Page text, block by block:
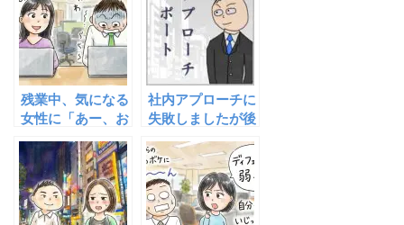
残業中、気になる
女性に「あー、お
れたら、あなたは
どう反応します
か？
社内アプローチに
失敗しましたが後